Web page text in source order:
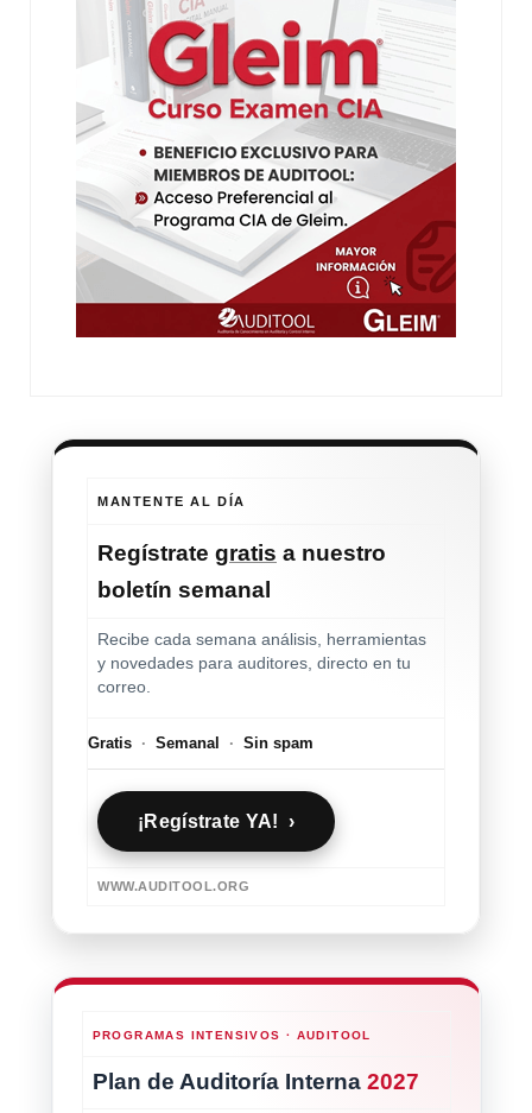
MANTENTE AL DÍA
Regístrate gratis a nuestro
boletín semanal
Recibe cada semana análisis, herramientas
y novedades para auditores, directo en tu
correo.
Gratis · Semanal · Sin spam
¡Regístrate YA! ›
WWW.AUDITOOL.ORG
PROGRAMAS INTENSIVOS · AUDITOOL
Plan de Auditoría Interna 2027